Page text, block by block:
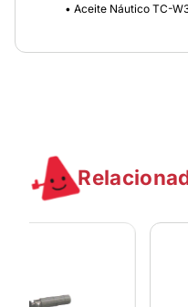
• Aceite Náutico TC-